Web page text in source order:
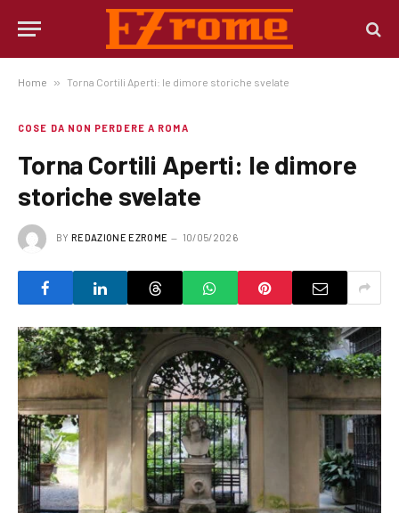
Home » Torna Cortili Aperti: le dimore storiche svelate
COSE DA NON PERDERE A ROMA
Torna Cortili Aperti: le dimore
storiche svelate
BY REDAZIONE EZROME 10/05/2026